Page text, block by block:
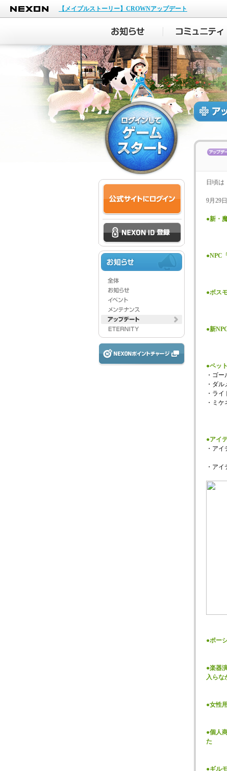
NEXON
【メイプルストーリー】CROWNアップデート
日頃は
9月29
●新・
●NPC
●ボス
●新
●ペッ
・ゴ
・ダ
・ラ
・ミケ
●アイ
・ア
・ア
●ポー
●楽器
入らな
●女性
●個人
た
●ギル